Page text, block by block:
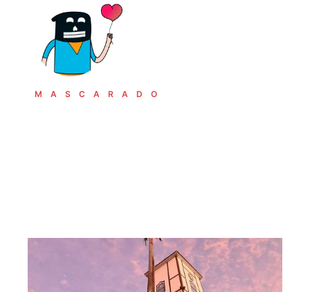
MASCARADO